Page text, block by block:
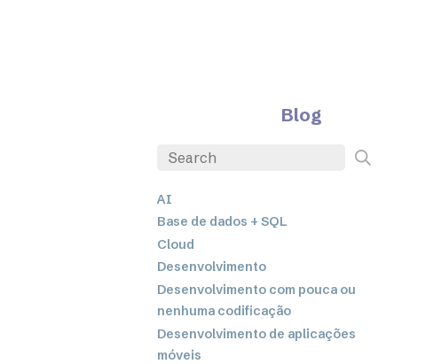
Blog
AI
Base de dados + SQL
Cloud
Desenvolvimento
Desenvolvimento com pouca ou
nenhuma codificação
Desenvolvimento de aplicações
móveis